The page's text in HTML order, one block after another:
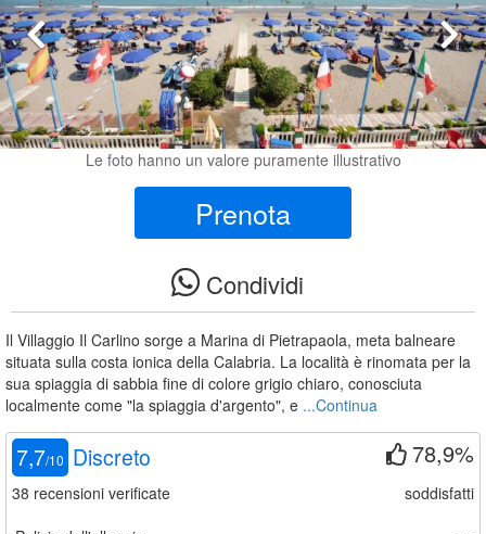
Le foto hanno un valore puramente illustrativo
Prenota
Condividi
Il Villaggio Il Carlino sorge a Marina di Pietrapaola, meta balneare
situata sulla costa ionica della Calabria. La località è rinomata per la
sua spiaggia di sabbia fine di colore grigio chiaro, conosciuta
localmente come "la spiaggia d'argento", e ...Continua
7,7/10 Discreto
38 recensioni verificate
78,9%
soddisfatti